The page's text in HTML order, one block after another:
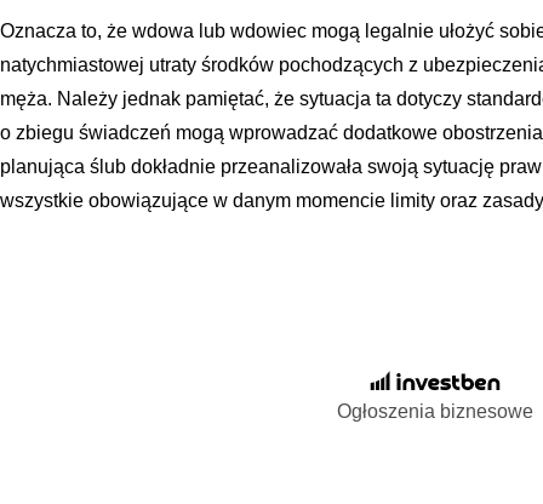
Oznacza to, że wdowa lub wdowiec mogą legalnie ułożyć
natychmiastowej utraty środków pochodzących z
męża. Należy jednak pamiętać, że sytuacja ta dotyczy
o zbiegu świadczeń mogą wprowadzać dodatkowe
planująca ślub dokładnie przeanalizowała swoją sytuację
wszystkie obowiązujące w danym momencie limity oraz
Ogłoszenia biznesowe